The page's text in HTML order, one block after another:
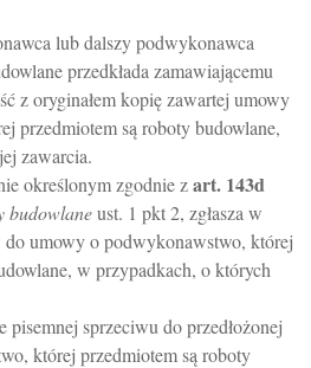
lub dalszy podwykonawca
przedkłada zamawiającemu
z oryginałem kopię zawartej umowy
przedmiotem są roboty budowlane,
zawarcia.
określonym zgodnie zart. 143d
budowlaneust. 1 pkt 2, zgłasza w
do umowy o podwykonawstwo, której
w przypadkach, o których
pisemnej sprzeciwu do przedłożonej
której przedmiotem są roboty